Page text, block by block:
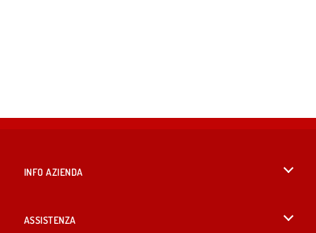
INFO AZIENDA
ASSISTENZA